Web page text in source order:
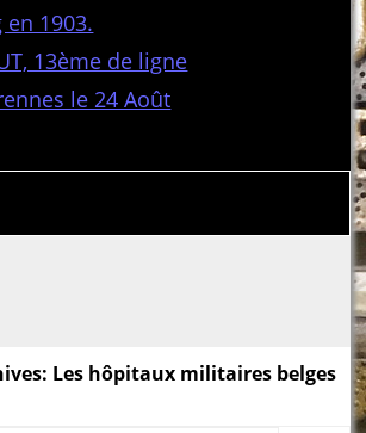
1903.
13ème de ligne
le 24 Août
Les hôpitaux militaires belges